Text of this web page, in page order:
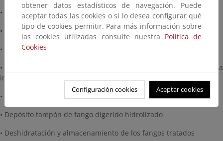
• Depósito de fangos digeridos
• Postespesamiento de los fangos digeridos
• Almacenamiento de los fangos postespesados
• Tratamiento de higienización mediante hidrólisis térmica
intermedia
• Postdigestión del fango hidrolizado
• Depósito tampón de fango digerido hidrolizado
• Deshidratación y almacenamiento de los fangos tratados
obtener datos estadísticos de navegación. Puede
aceptar todas las cookies o si lo desea configurar qué
tipo de cookies permitir. Para más información sobre
las cookies utilizadas consulte nuestra Política de
Cookies
Configuración cookies Aceptar cookies